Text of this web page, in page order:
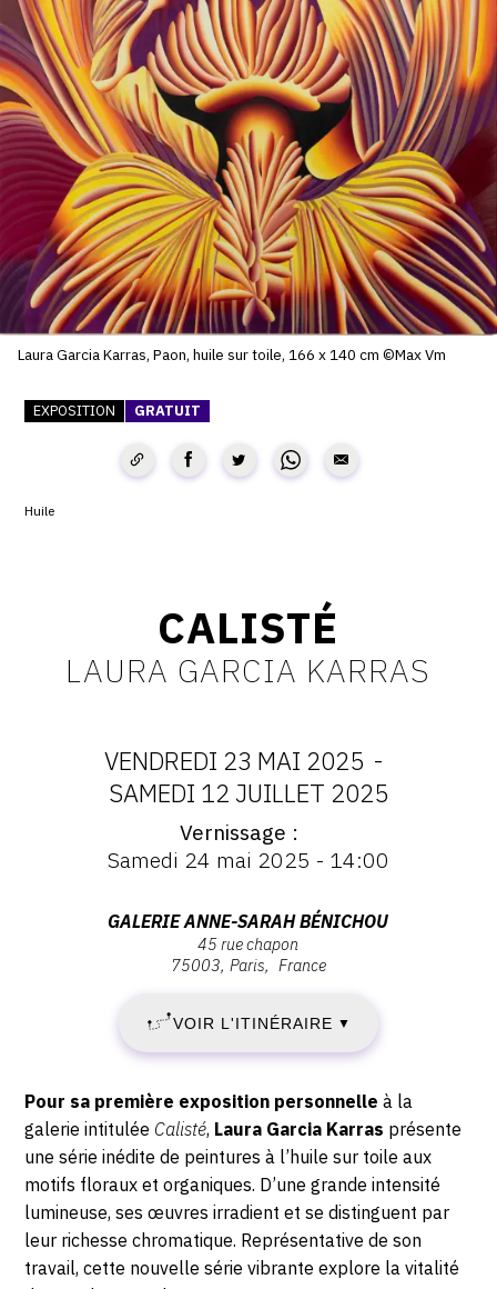
SERVICES
CRÉER SON CATALOGUE RAISONNÉ
ABONNEMENTS DÉDIÉS AUX GALERISTES
CRÉER SON SITE ARTISTE
CRÉER SON CATALOGUE D'EXPO
PUBLIER SES EXPOSITIONS
DEVENIR CONTRIBUTEUR
À PROPOS D'OAM
CGV
INSTAGRAM
FACEBOOK
TWITTER
Laura Garcia Karras, Paon, huile sur toile, 166 x 140 cm ©Max Vm
EXPOSITION GRATUIT
Huile
CALISTÉ
LAURA GARCIA KARRAS
DATES
:
23
2025
-
SAMEDI
12
JUILLET
2025
VENDREDI 23 MAI 2025 -
SAMEDI 12 JUILLET 2025
Vernissage
Samedi 24 mai 2025 - 14:00
45
rue
chapon,
75003
Paris
GALERIE ANNE-SARAH BÉNICHOU
45 rue chapon
75003 Paris France
VOIR L'ITINÉRAIRE ▼
Description,
horaires...
Pour sa première exposition personnelle à la
galerie intitulée Calisté, Laura Garcia Karras présente
une série inédite de peintures à l’huile sur toile aux
motifs floraux et organiques. D’une grande intensité
lumineuse, ses œuvres irradient et se distinguent par
leur richesse chromatique. Représentative de son
travail, cette nouvelle série vibrante explore la vitalité